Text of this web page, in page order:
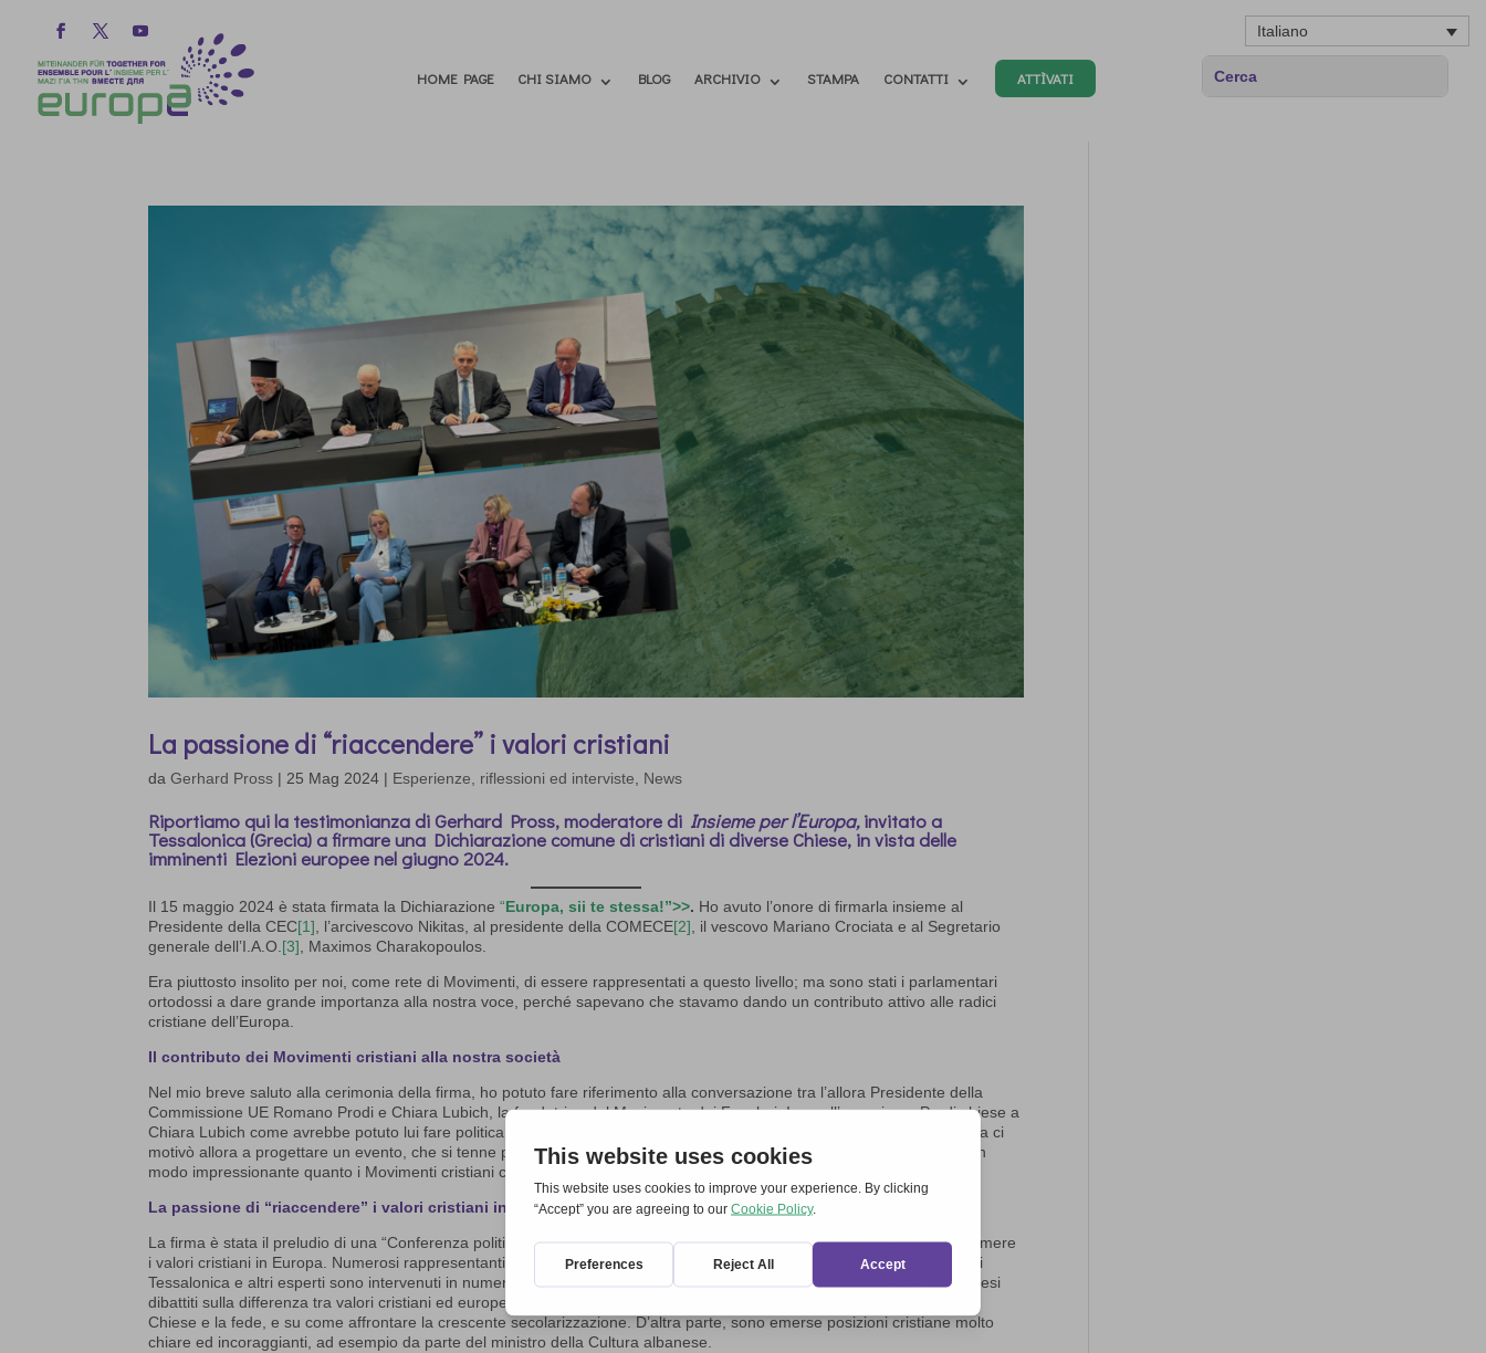
Italiano
HOME PAGE CHI SIAMO BLOG ARCHIVIO STAMPA CONTATTI ATTÌVATI
La passione di “riaccendere” i valori cristiani
daGerhard Pross |25 Mag 2024 | Esperienze, riflessioni ed interviste, News
Riportiamo qui la testimonianza di Gerhard Pross, moderatore di Insieme per l’Europa,invitato a
Tessalonica (Grecia) a firmare una Dichiarazione comune di cristiani di diverse Chiese, in vista delle
imminenti Elezioni europee nel giugno 2024.
Il 15 maggio 2024 è stata firmata la Dichiarazione“Europa, sii te stessa!”>>. Ho avuto l’onore di firmarla insieme al
Presidente della CEC[1], l’arcivescovo Nikitas, al presidente della COMECE[2], il vescovo Mariano Crociata e al Segretario
generale dell’I.A.O.[3], Maximos Charakopoulos.
Era piuttosto insolito per noi, come rete di Movimenti, di essere rappresentati a questo livello; ma sono stati i parlamentari
ortodossi a dare grande importanza alla nostra voce, perché sapevano che stavamo dando un contributo attivo alle radici
cristiane dell’Europa.
Il contributo dei Movimenti cristiani alla nostra società
Nel mio breve saluto alla cerimonia della firma, ho potuto fare riferimento alla conversazione tra l’allora Presidente della
Commissione UE Romano Prodi e Chiara Lubich, la fondatrice del Movimento dei Focolari. In quell’occasione, Prodi chiese a
Chiara Lubich come avrebbe potuto lui fare politica cristiana, se i cristiani stessi non avessero alzato la loro voce. Chiara ci
motivò allora a progettare un evento, che si tenne poi nel maggio 2004, dal tema “ Insieme per l’Europa
” e che mostrò in
modo impressionante quanto i Movimenti cristiani contribuiscano con il loro impegno alla nostra società.
La passione di “riaccendere” i valori cristiani in Europa
La firma è stata il preludio di una “Conferenza politica internazionale” di due giorni a Tessalonica, con l’obiettivo di esprimere
i valori cristiani in Europa. Numerosi rappresentanti delle Chiese citate, politici di Paesi europei, professori universitari di
Tessalonica e altri esperti sono intervenuti in numerose sessioni plenarie. A volte c’erano posizioni controverse, con accesi
dibattiti sulla differenza tra valori cristiani ed europei, sul perché il Documento sul futuro dell’UE non menziona affatto le
Chiese e la fede, e su come affrontare la crescente secolarizzazione. D’altra parte, sono emerse posizioni cristiane molto
chiare ed incoraggianti, ad esempio da parte del ministro della Cultura albanese.